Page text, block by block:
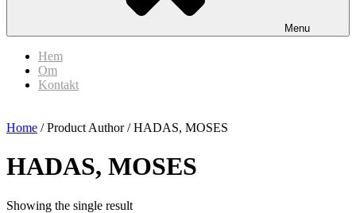
Menu
Hem
Om
Kontakt
Home / Product Author / HADAS, MOSES
HADAS, MOSES
Showing the single result